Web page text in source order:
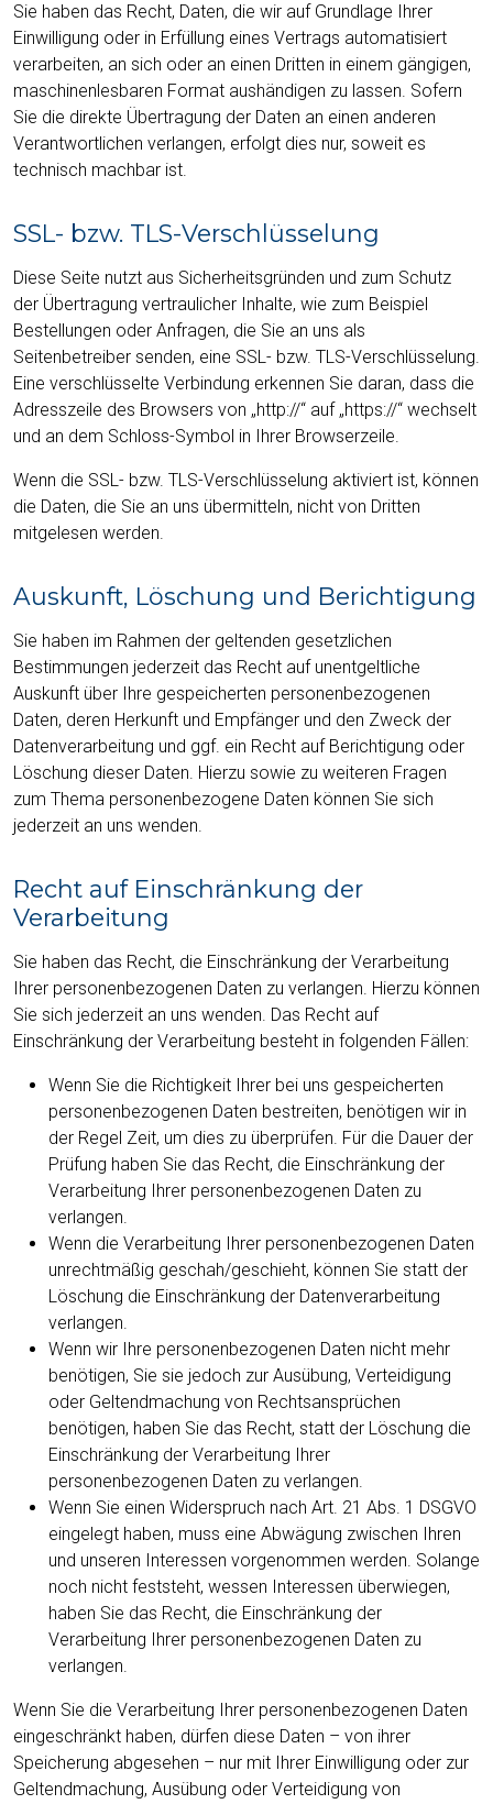
Sie haben das Recht, Daten, die wir auf Grundlage Ihrer
Einwilligung oder in Erfüllung eines Vertrags automatisiert
verarbeiten, an sich oder an einen Dritten in einem gängigen,
maschinenlesbaren Format aushändigen zu lassen. Sofern
Sie die direkte Übertragung der Daten an einen anderen
Verantwortlichen verlangen, erfolgt dies nur, soweit es
technisch machbar ist.
SSL- bzw. TLS-Verschlüsselung
Diese Seite nutzt aus Sicherheitsgründen und zum Schutz
der Übertragung vertraulicher Inhalte, wie zum Beispiel
Bestellungen oder Anfragen, die Sie an uns als
Seitenbetreiber senden, eine SSL- bzw. TLS-Verschlüsselung.
Eine verschlüsselte Verbindung erkennen Sie daran, dass die
Adresszeile des Browsers von „http://“ auf „https://“ wechselt
und an dem Schloss-Symbol in Ihrer Browserzeile.
Wenn die SSL- bzw. TLS-Verschlüsselung aktiviert ist, können
die Daten, die Sie an uns übermitteln, nicht von Dritten
mitgelesen werden.
Auskunft, Löschung und Berichtigung
Sie haben im Rahmen der geltenden gesetzlichen
Bestimmungen jederzeit das Recht auf unentgeltliche
Auskunft über Ihre gespeicherten personenbezogenen
Daten, deren Herkunft und Empfänger und den Zweck der
Datenverarbeitung und ggf. ein Recht auf Berichtigung oder
Löschung dieser Daten. Hierzu sowie zu weiteren Fragen
zum Thema personenbezogene Daten können Sie sich
jederzeit an uns wenden.
Recht auf Einschränkung der
Verarbeitung
Sie haben das Recht, die Einschränkung der Verarbeitung
Ihrer personenbezogenen Daten zu verlangen. Hierzu können
Sie sich jederzeit an uns wenden. Das Recht auf
Einschränkung der Verarbeitung besteht in folgenden Fällen:
Wenn Sie die Richtigkeit Ihrer bei uns gespeicherten
personenbezogenen Daten bestreiten, benötigen wir in
der Regel Zeit, um dies zu überprüfen. Für die Dauer der
Prüfung haben Sie das Recht, die Einschränkung der
Verarbeitung Ihrer personenbezogenen Daten zu
verlangen.
Wenn die Verarbeitung Ihrer personenbezogenen Daten
unrechtmäßig geschah/geschieht, können Sie statt der
Löschung die Einschränkung der Datenverarbeitung
verlangen.
Wenn wir Ihre personenbezogenen Daten nicht mehr
benötigen, Sie sie jedoch zur Ausübung, Verteidigung
oder Geltendmachung von Rechtsansprüchen
benötigen, haben Sie das Recht, statt der Löschung die
Einschränkung der Verarbeitung Ihrer
personenbezogenen Daten zu verlangen.
Wenn Sie einen Widerspruch nach Art. 21 Abs. 1 DSGVO
eingelegt haben, muss eine Abwägung zwischen Ihren
und unseren Interessen vorgenommen werden. Solange
noch nicht feststeht, wessen Interessen überwiegen,
haben Sie das Recht, die Einschränkung der
Verarbeitung Ihrer personenbezogenen Daten zu
verlangen.
Wenn Sie die Verarbeitung Ihrer personenbezogenen Daten
eingeschränkt haben, dürfen diese Daten – von ihrer
Speicherung abgesehen – nur mit Ihrer Einwilligung oder zur
Geltendmachung, Ausübung oder Verteidigung von